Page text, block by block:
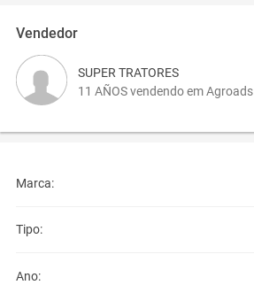
Vendedor
SUPER TRATORES
11 AÑOS vendendo em Agroads
Marca:
Tipo:
Ano: